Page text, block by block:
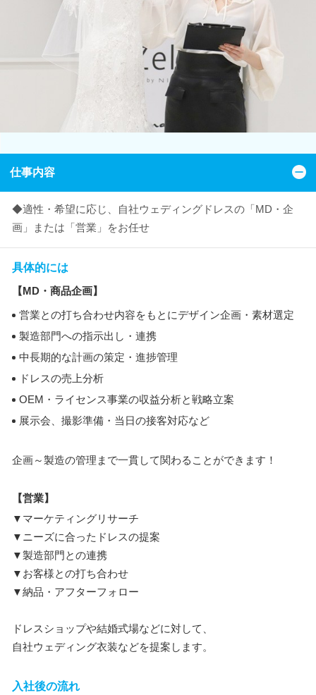
仕事内容
◆適性・希望に応じ、自社ウェディングドレスの「MD・企
画」または「営業」をお任せ
具体的には
【MD・商品企画】
営業との打ち合わせ内容をもとにデザイン企画・素材選定
製造部門への指示出し・連携
中長期的な計画の策定・進捗管理
ドレスの売上分析
OEM・ライセンス事業の収益分析と戦略立案
展示会、撮影準備・当日の接客対応など
企画～製造の管理まで一貫して関わることができます！
【営業】
▼マーケティングリサーチ
▼ニーズに合ったドレスの提案
▼製造部門との連携
▼お客様との打ち合わせ
▼納品・アフターフォロー
ドレスショップや結婚式場などに対して、
自社ウェディング衣装などを提案します。
入社後の流れ